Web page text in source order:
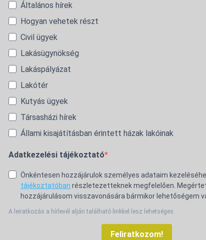
Általános hírek
Hogyan vehetek részt
Civil ügyek
Lakásügynökség
Lakáspályázat
Lakótér
Kutyás ügyek
Társasházi hírek
Állami kisajátításban érintett házak lakóinak
Adatkezelési tájékoztató
Önkéntesen hozzájárulok személyes adataim
tájékoztatóban részletezetteknek megfelelően.
hozzájárulásom visszavonására bármikor lehetőségem
A leiratkozás a hírlevél alján található linkkel lesz lehetséges.
Feliratkozom!